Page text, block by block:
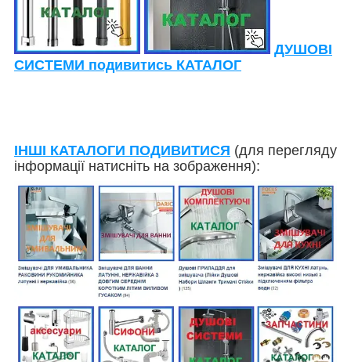
ДУШОВІ
СИСТЕМИ подивитись КАТАЛОГ
ІНШІ КАТАЛОГИ ПОДИВИТИСЯ (для перегляду
інформації натисніть на зображення):